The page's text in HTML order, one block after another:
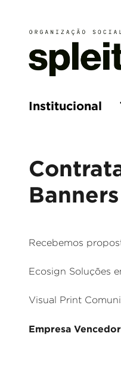
Institucional
Recebemos
Ecosign Soluções
Visual Print
Empresa